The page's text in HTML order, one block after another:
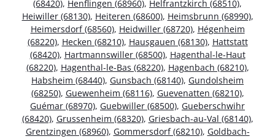
(68420), Henflingen (68960), Helfrantzkirch (68510),
Heiwiller (68130), Heiteren (68600), Heimsbrunn (68990),
Heimersdorf (68560), Heidwiller (68720), Hégenheim
(68220), Hecken (68210), Hausgauen (68130), Hattstatt
(68420), Hartmannswiller (68500), Hagenthal-le-Haut
(68220), Hagenthal-le-Bas (68220), Hagenbach (68210),
Habsheim (68440), Gunsbach (68140), Gundolsheim
(68250), Guewenheim (68116), Guevenatten (68210),
Guémar (68970), Guebwiller (68500), Gueberschwihr
(68420), Grussenheim (68320), Griesbach-au-Val (68140),
Grentzingen (68960), Gommersdorf (68210), Goldbach-